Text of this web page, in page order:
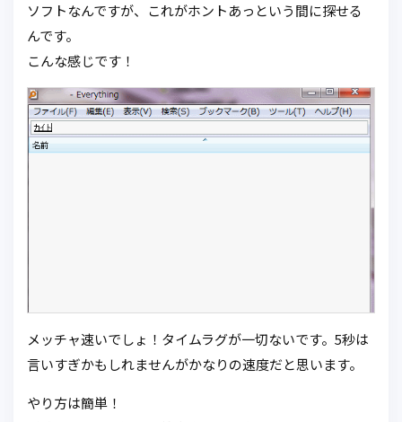
ソフトなんですが、これがホントあっという間に探せる
んです。
こんな感じです！
メッチャ速いでしょ！タイムラグが一切ないです。5秒は
言いすぎかもしれませんがかなりの速度だと思います。
やり方は簡単！